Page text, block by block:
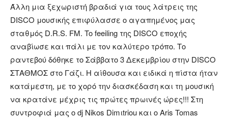
Άλλη μια ξεχωριστή βραδιά για τους λάτρεις της
DISCO μουσικής επιφύλασσε ο αγαπημένος μας
σταθμός D.R.S. FM. To feeiling της DISCO εποχής
αναβίωσε και πάλι με τον καλύτερο τρόπο. Το
ραντεβού δόθηκε το Σάββατο 3 Δεκεμβρίου στην DISCO
ΣΤΑΘΜΟΣ στο Γάζι. Η αίθουσα και ειδικά η πίστα ήταν
κατάμεστη, με το χορό την διασκέδαση και τη μουσική
να κρατάνε μέχρις τις πρώτες πρωινές ώρες!!! Στη
συντροφιά μας ο dj Nikos Dimιtriou και ο Aris Tomas